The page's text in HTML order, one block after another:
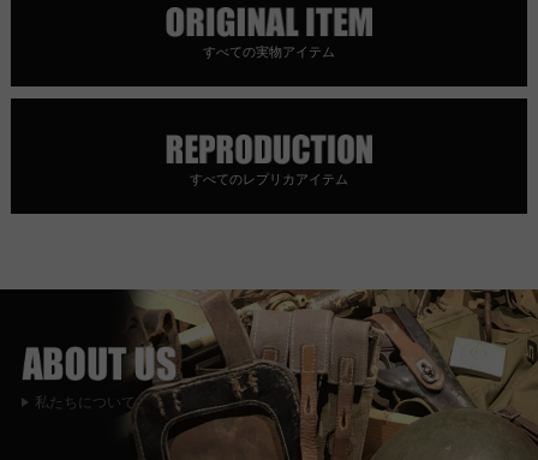
すべての実物アイテム
すべてのレプリカアイテム
私たちについて